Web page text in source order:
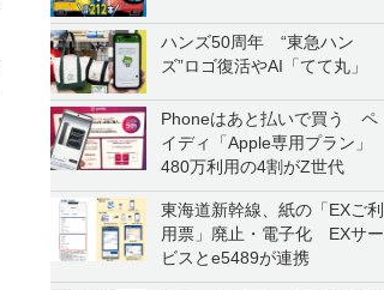
ハンズ50周年 “東急ハン
ズ”ロゴ復活やAI「てて丸」
Phoneはあと払いで買う ペ
イディ「Apple専用プラン」
480万利用の4割がZ世代
東海道新幹線、紙の「EXご利
用票」廃止・電子化 EXサー
ビスとe5489が連携